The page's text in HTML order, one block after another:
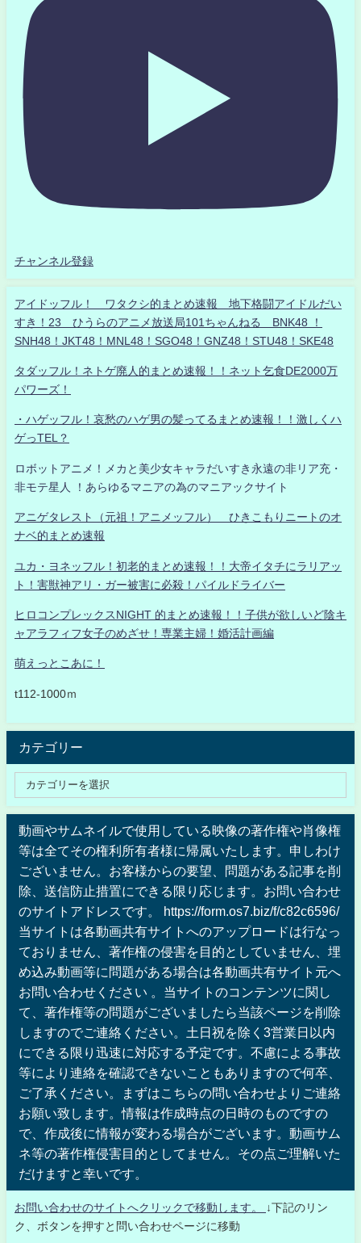
チャンネル登録
アイドッフル！ ワタクシ的まとめ速報 地下格闘アイドルだい
すき！23 ひうらのアニメ放送局101ちゃんねる BNK48 ！
SNH48！JKT48！MNL48！SGO48！GNZ48！STU48！SKE48
タダッフル！ネトゲ廃人的まとめ速報！！ネット乞食DE2000万
パワーズ！
・ハゲッフル！哀愁のハゲ男の髪ってるまとめ速報！！激しくハ
ゲっTEL？
ロボットアニメ！メカと美少女キャラだいすき永遠の非リア充・
非モテ星人 ！あらゆるマニアの為のマニアックサイト
アニゲタレスト（元祖！アニメッフル） ひきこもりニートのオ
ナベ的まとめ速報
ユカ・ヨネッフル！初老的まとめ速報！！大帝イタチにラリアッ
ト！害獣神アリ・ガー被害に必殺！パイルドライバー
ヒロコンプレックスNIGHT 的まとめ速報！！子供が欲しいど陰キ
ャアラフィフ女子のめざせ！専業主婦！婚活計画編
萌えっとこあに！
t112-1000ｍ
カテゴリー
動画やサムネイルで使用している映像の著作権や肖像権
等は全てその権利所有者様に帰属いたします。申しわけ
ございません。お客様からの要望、問題がある記事を削
除、送信防止措置にできる限り応じます。お問い合わせ
のサイトアドレスです。 https://form.os7.biz/f/c82c6596/
当サイトは各動画共有サイトへのアップロードは行なっ
ておりません、著作権の侵害を目的としていません、埋
め込み動画等に問題がある場合は各動画共有サイト元へ
お問い合わせください 。当サイトのコンテンツに関し
て、著作権等の問題がございましたら当該ページを削除
しますのでご連絡ください。土日祝を除く3営業日以内
にできる限り迅速に対応する予定です。不慮による事故
等により連絡を確認できないこともありますので何卒、
ご了承ください。まずはこちらの問い合わせよりご連絡
お願い致します。情報は作成時点の日時のものですの
で、作成後に情報が変わる場合がございます。動画サム
ネ等の著作権侵害目的としてません。その点ご理解いた
だけますと幸いです。
お問い合わせのサイトへクリックで移動します。
↓下記のリン
ク、ボタンを押すと問い合わせページに移動